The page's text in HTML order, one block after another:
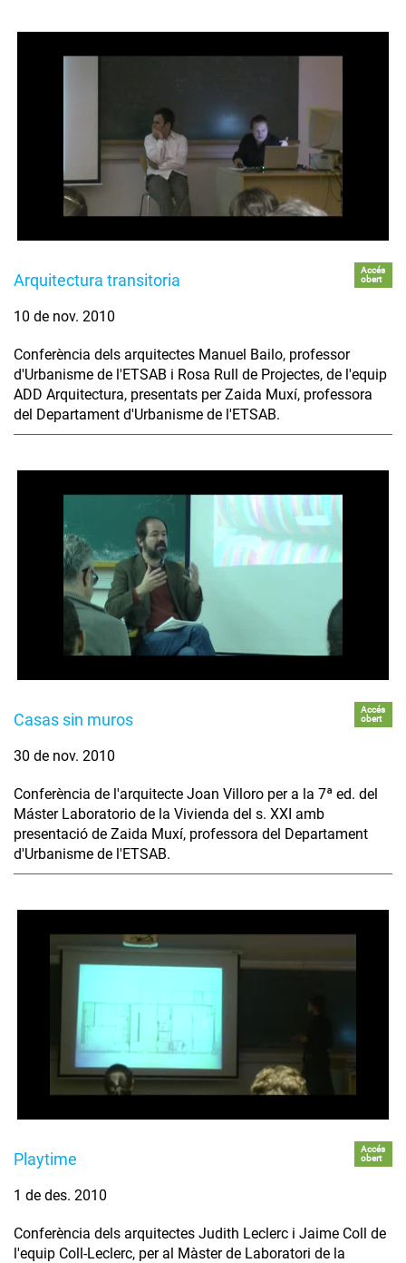
Arquitectura transitoria
Accés
obert
10 de nov. 2010
Conferència dels arquitectes Manuel Bailo, professor
d'Urbanisme de l'ETSAB i Rosa Rull de Projectes, de l'equip
ADD Arquitectura, presentats per Zaida Muxí, professora
del Departament d'Urbanisme de l'ETSAB.
Casas sin muros
Accés
obert
30 de nov. 2010
Conferència de l'arquitecte Joan Villoro per a la 7ª ed. del
Máster Laboratorio de la Vivienda del s. XXI amb
presentació de Zaida Muxí, professora del Departament
d'Urbanisme de l'ETSAB.
Playtime
Accés
obert
1 de des. 2010
Conferència dels arquitectes Judith Leclerc i Jaime Coll de
l'equip Coll-Leclerc, per al Màster de Laboratori de la